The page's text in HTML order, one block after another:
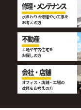
修理・メンテナンス
水まわりの修理や小工事を
お考えの方
不動産
土地や中古住宅を
お探しの方
会社・店舗
オフィス・店舗・工場の
改修をお考えの方